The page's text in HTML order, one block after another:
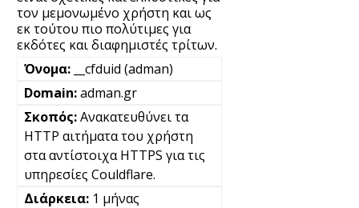
τον μεμονωμένο χρήστη και ως
εκ τούτου πιο πολύτιμες για
εκδότες και διαφημιστές τρίτων.
__cfduid (adman)
adman.gr
Ανακατευθύνει τα
HTTP αιτήματα του χρήστη
στα αντίστοιχα HTTPS για τις
υπηρεσίες Couldflare.
1 μήνας